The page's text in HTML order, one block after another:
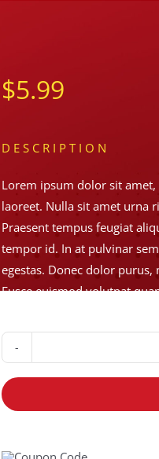
$5.99
DESCRIPTION
Lorem ipsum dolor sit amet,
laoreet. Nulla sit amet urna
Praesent tempus feugiat
tempor id. In at pulvinar
egestas. Donec dolor purus,
Fusce euismod volutpat